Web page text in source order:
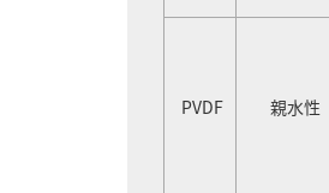
PVDF 親水性